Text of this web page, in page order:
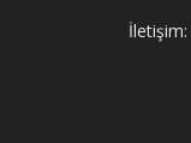
İletişim: